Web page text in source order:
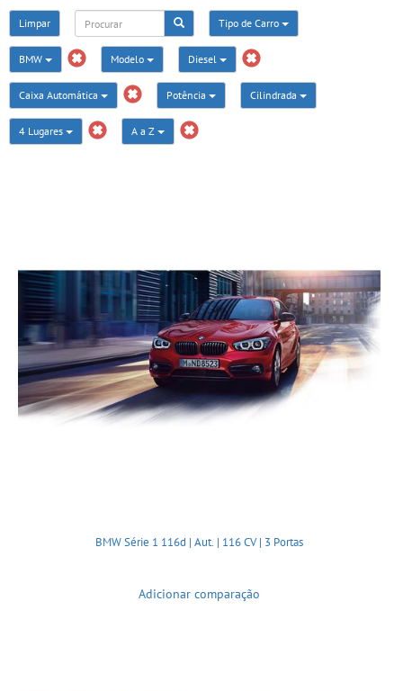
Limpar Tipo de Carro
BMW Modelo Diesel
Caixa Automática Potência Cilindrada
4 Lugares A a Z
BMW Série 1 116d | Aut. | 116 CV | 3 Portas
Adicionar comparação